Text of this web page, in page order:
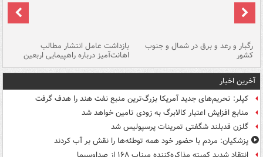
رگبار و رعد و برق در شمال و جنوب
کشور
بازداشت عامل انتشار مطالب
اهانت‌آمیز درباره راهپیمایی اربعین
آخرین اخبار
کپلر: تحریم‌های جدید آمریکا بزرگ‌ترین منبع نفت هند را هدف گرفت
منابع افزایش اعتبار کالابرگ به زودی تامین خواهد شد
گلزن قدبلند شگفتی تمرینات پرسپولیس شد
پزشکیان: مردم با حضور خود همه توطئه‌ها را نقش بر آب کردند